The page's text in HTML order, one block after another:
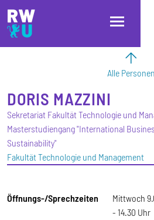
Direkt zum Inhalt
Direkt zur Hauptnavigation
Direkt zum Fußbereich
Alle Personen
DORIS MAZZINI
Sekretariat Fakultät Technologie und
Masterstudiengang "International
Sustainability"
Fakultät Technologie und Management
Öffnungs-/Sprechzeiten
Mittwoch
- 14.30 Uhr